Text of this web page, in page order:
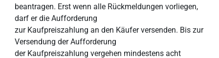
beantragen. Erst wenn alle Rückmeldungen vorliegen,
darf er die Aufforderung
zur Kaufpreiszahlung an den Käufer versenden. Bis zur
Versendung der Aufforderung
der Kaufpreiszahlung vergehen mindestens acht